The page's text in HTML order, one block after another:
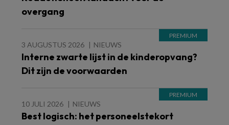
overgang
3 AUGUSTUS 2026 NIEUWS
Interne zwarte lijst in de kinderopvang?
Dit zijn de voorwaarden
10 JULI 2026 NIEUWS
Best logisch: het personeelstekort